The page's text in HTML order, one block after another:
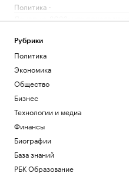
Политика
Локарно-2026: что показали
Стиль
Зачем малому и среднему
РБК и МСП Банк
Умер бывший тренер сборной
президент Федерации дзюдо
Каплин
Рубрики
Политика
Экономика
Общество
Бизнес
Технологии и медиа
Финансы
Биографии
База знаний
РБК Образование